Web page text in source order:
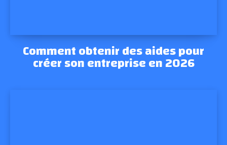
Comment obtenir des aides pour
créer son entreprise en 2026